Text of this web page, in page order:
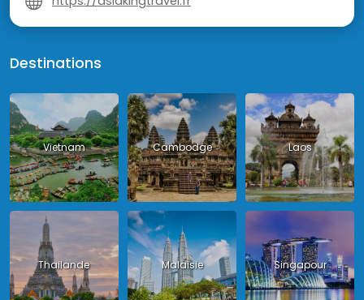
Destinations
Vietnam Cambodge Laos
Thailande Malaisie Singapour